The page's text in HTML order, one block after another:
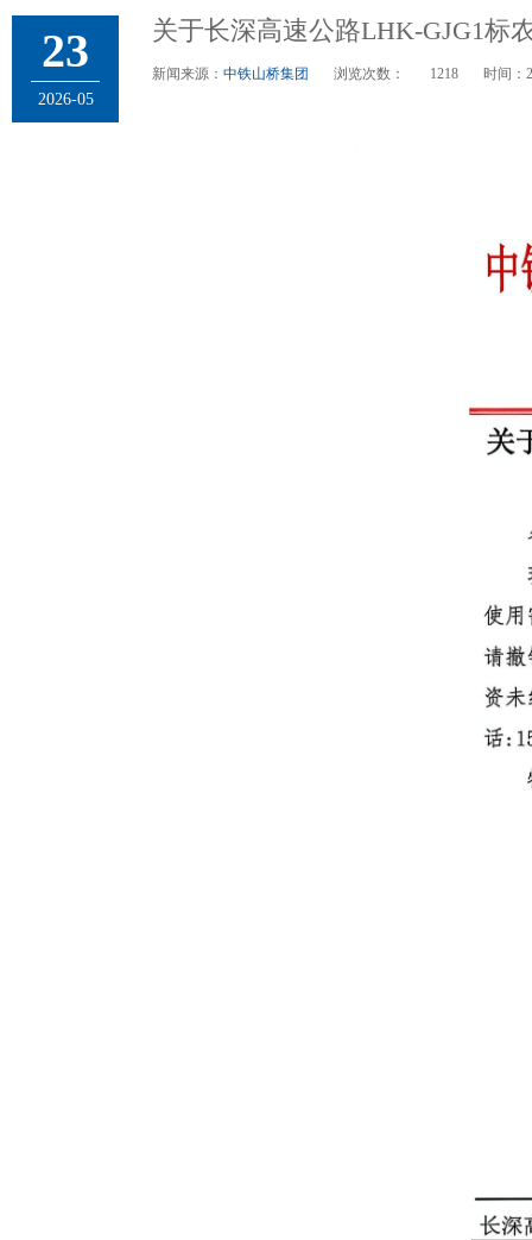
23
2026-05
关于长深高速公路LHK-GJG1标
新闻来源： 中铁山桥集团 浏览次数： 1218 时间：